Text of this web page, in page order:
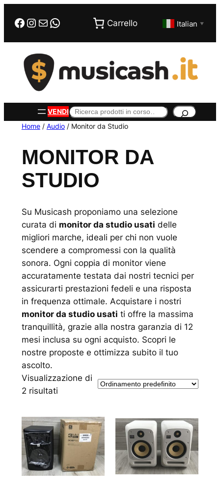
Facebook
Instagram
EmailWhatsApp Carrello Italian ▼
VENDICerca
Home/ Audio/ Monitor da Studio
MONITOR DA
STUDIO
Su Musicash proponiamo una selezione
curata di monitor da studio usati delle
migliori marche, ideali per chi non vuole
scendere a compromessi con la qualità
sonora. Ogni coppia di monitor viene
accuratamente testata dai nostri tecnici per
assicurarti prestazioni fedeli e una risposta
in frequenza ottimale. Acquistare i nostri
monitor da studio usati ti offre la massima
tranquillità, grazie alla nostra garanzia di 12
mesi inclusa su ogni acquisto. Scopri le
nostre proposte e ottimizza subito il tuo
ascolto.
Visualizzazione di
2 risultati